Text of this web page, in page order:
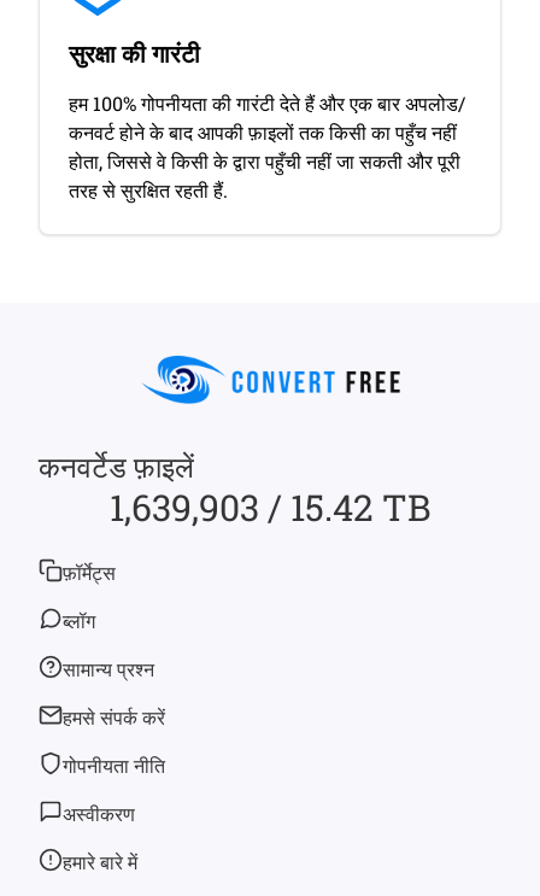
सुरक्षा की गारंटी
हम 100% गोपनीयता की गारंटी देते हैं और एक बार अपलोड/
कनवर्ट होने के बाद आपकी फ़ाइलों तक किसी का पहुँच नहीं
होता, जिससे वे किसी के द्वारा पहुँची नहीं जा सकती और पूरी
तरह से सुरक्षित रहती हैं.
कनवर्टेड फ़ाइलें
1,639,903 / 15.42 TB
फ़ॉर्मेट्स
ब्लॉग
सामान्य प्रश्न
हमसे संपर्क करें
गोपनीयता नीति
अस्वीकरण
हमारे बारे में